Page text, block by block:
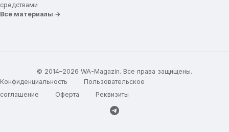
средствами
Все материалы →
© 2014–2026 WA-Magazin. Все права защищены.
Конфиденциальность
Пользовательское
соглашение
Оферта Реквизиты